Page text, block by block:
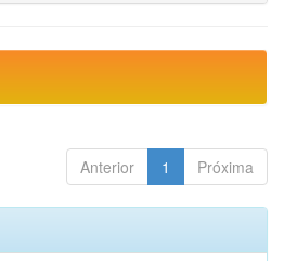
Anterior 1 Próxima